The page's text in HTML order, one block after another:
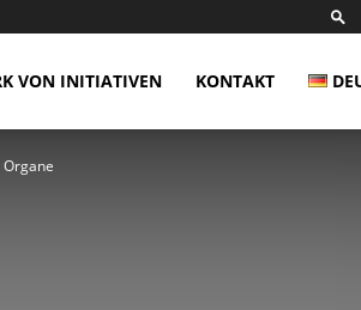
VON INITIATIVEN KONTAKT